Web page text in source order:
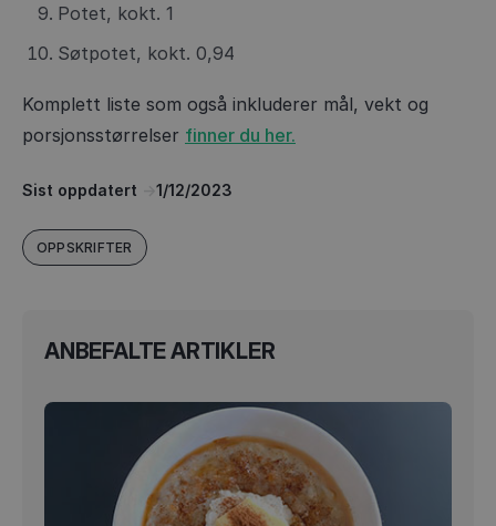
Potet, kokt. 1
Søtpotet, kokt. 0,94
Komplett liste som også inkluderer mål, vekt og
porsjonsstørrelser finner du her.
Sist oppdatert 1/12/2023
OPPSKRIFTER
ANBEFALTE ARTIKLER